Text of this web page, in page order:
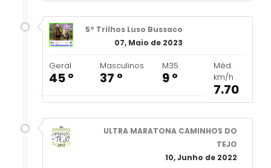
5º Trilhos Luso Bussaco
07, Maio de 2023
Geral
45 º
Masculinos
37 º
M35
9 º
Méd.
km/h
7.70
ULTRA MARATONA CAMINHOS DO
TEJO
10, Junho de 2022